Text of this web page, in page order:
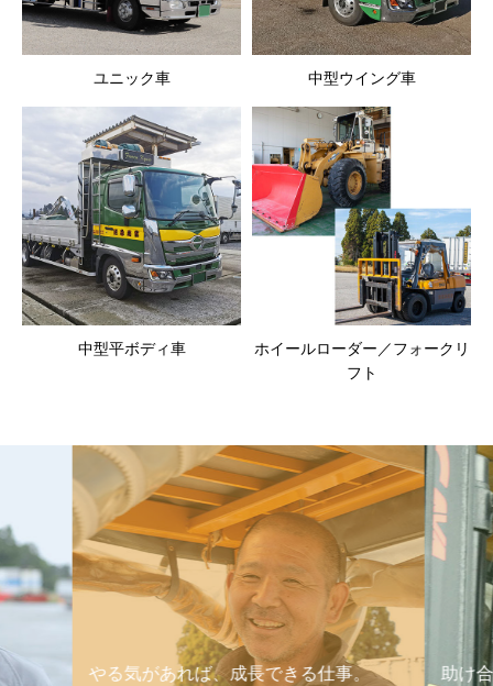
ユニック車 中型ウイング車
中型平ボディ車
ホイールローダー／フォークリ
フト
やる気があれば、成長できる仕事。 助け